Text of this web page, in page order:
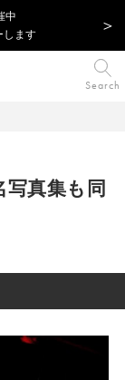
中
します
Search
写真集も同